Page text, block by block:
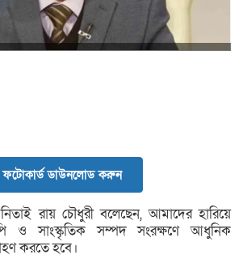
ফটোকার্ড ডাউনলোড করুন
নিতাই রায় চৌধুরী বলেছেন, আমাদের হারিয়ে
ও সাংস্কৃতিক সম্পদ সংরক্ষণে আধুনিক
করতে হবে।